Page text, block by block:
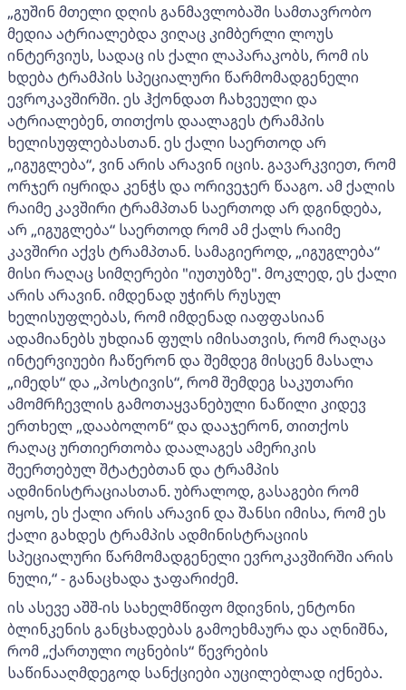
„გუშინ მთელი დღის განმავლობაში სამთავრობო
მედია ატრიალებდა ვიღაც კიმბერლი ლოუს
ინტერვიუს, სადაც ის ქალი ლაპარაკობს, რომ ის
ხდება ტრამპის სპეციალური წარმომადგენელი
ევროკავშირში. ეს ჰქონდათ ჩახვეული და
ატრიალებენ, თითქოს დაალაგეს ტრამპის
ხელისუფლებასთან. ეს ქალი საერთოდ არ
„იგუგლება“, ვინ არის არავინ იცის. გავარკვიეთ, რომ
ორჯერ იყრიდა კენჭს და ორივეჯერ წააგო. ამ ქალის
რაიმე კავშირი ტრამპთან საერთოდ არ დგინდება,
არ „იგუგლება“ საერთოდ რომ ამ ქალს რაიმე
კავშირი აქვს ტრამპთან. სამაგიეროდ, „იგუგლება“
მისი რაღაც სიმღერები "იუთუბზე". მოკლედ, ეს ქალი
არის არავინ. იმდენად უჭირს რუსულ
ხელისუფლებას, რომ იმდენად იაფფასიან
ადამიანებს უხდიან ფულს იმისათვის, რომ რაღაცა
ინტერვიუები ჩაწერონ და შემდეგ მისცენ მასალა
„იმედს“ და „პოსტივის“, რომ შემდეგ საკუთარი
ამომრჩევლის გამოთაყვანებული ნაწილი კიდევ
ერთხელ „დააბოლონ“ და დააჯერონ, თითქოს
რაღაც ურთიერთობა დაალაგეს ამერიკის
შეერთებულ შტატებთან და ტრამპის
ადმინისტრაციასთან. უბრალოდ, გასაგები რომ
იყოს, ეს ქალი არის არავინ და შანსი იმისა, რომ ეს
ქალი გახდეს ტრამპის ადმინისტრაციის
სპეციალური წარმომადგენელი ევროკავშირში არის
ნული,“ - განაცხადა ჯაფარიძემ.
ის ასევე აშშ-ის სახელმწიფო მდივნის, ენტონი
ბლინკენის განცხადებას გამოეხმაურა და აღნიშნა,
რომ „ქართული ოცნების“ წევრების
საწინააღმდეგოდ სანქციები აუცილებლად იქნება.